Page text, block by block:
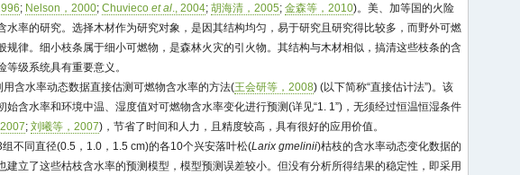
; Nelson，2000;Chuviecoet al., 2004;胡海清，2005;金森等，2010)。美、加等国的火险
水率的研究。选择木材作为研究对象，是因其结构均匀，易于研究且研究得比较多，而野外可燃
规律。细小枝条属于细小可燃物，是森林火灾的引火物。其结构与木材相似，搞清这些枝条的含
级系统具有重要意义。
用含水率动态数据直接估测可燃物含水率的方法(王会研等，2008) (以下简称“直接估计法”)。该
含水率和环境中温、湿度值对可燃物含水率变化进行预测(详见“1. 1”)，无须经过恒温恒湿条件
;刘曦等，2007)，节省了时间和人力，且精度较高，具有很好的应用价值。
不同直径(0.5，1.0，1.5 cm)的各10个兴安落叶松(Larix gmelinii)枯枝的含水率动态变化数据的
建立了这些枯枝含水率的预测模型，模型预测误差较小。但没有分析所得结果的稳定性，即采用